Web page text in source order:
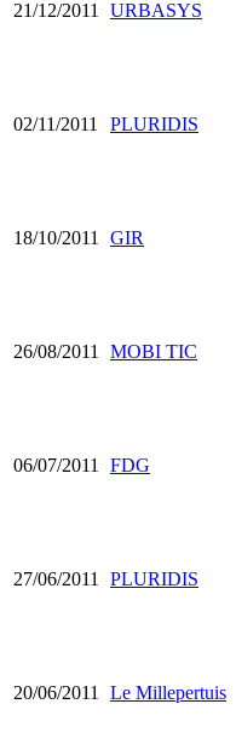
21/12/2011 URBASYS
02/11/2011 PLURIDIS
18/10/2011 GIR
26/08/2011 MOBI TIC
06/07/2011 FDG
27/06/2011 PLURIDIS
20/06/2011 Le Millepertuis